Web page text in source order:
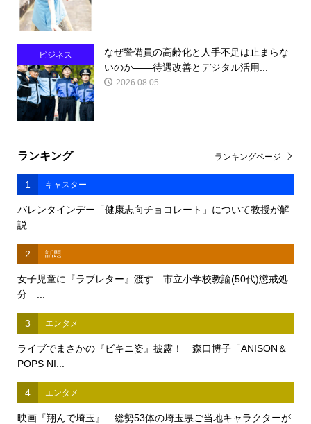
ビジネス
なぜ警備員の高齢化と人手不足は止まらな
いのか――待遇改善とデジタル活用...
2026.08.05
ランキング
1 キャスター
バレンタインデー「健康志向チョコレート」について教授が解
説
2 話題
女子児童に『ラブレター』渡す 市立小学校教諭(50代)懲戒処
分 ...
3 エンタメ
ライブでまさかの『ビキニ姿』披露！ 森口博子「ANISON＆
POPS NI...
4 エンタメ
映画『翔んで埼玉』 総勢53体の埼玉県ご当地キャラクターが
ランキングページ